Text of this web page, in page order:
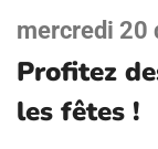
mercredi 20
Profitez
les fêtes !